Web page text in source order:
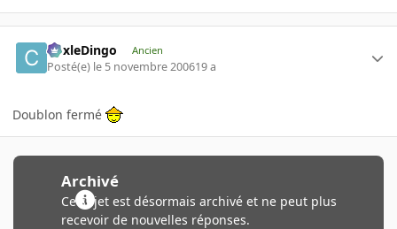
CoxleDingo Ancien
Posté(e) le 5 novembre 200619 a
Doublon fermé
Archivé
Ce sujet est désormais archivé et ne peut plus
recevoir de nouvelles réponses.